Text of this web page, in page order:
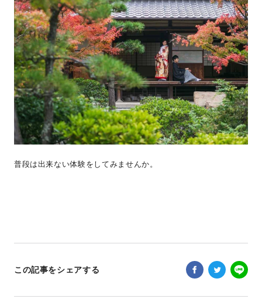
普段は出来ない体験をしてみませんか。
この記事をシェアする